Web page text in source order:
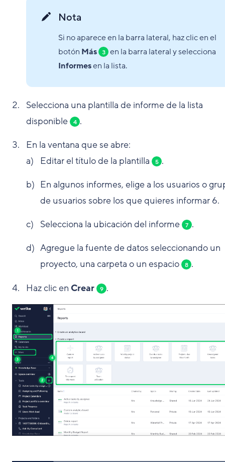
Nota
Si no aparece en la barra lateral, haz clic en el
botón Más 3 en la barra lateral y selecciona
Informesen la lista.
Selecciona una plantilla de informe de la lista
disponible
4 .
En la ventana que se abre:
Editar el título de la plantilla
5 .
En algunos informes, elige a los usuarios o
de usuarios sobre los que quieres informar 6.
Selecciona la ubicación del informe
7 .
Agregue la fuente de datos seleccionando un
proyecto, una carpeta o un espacio
8 .
Haz clic en Crear 9 .